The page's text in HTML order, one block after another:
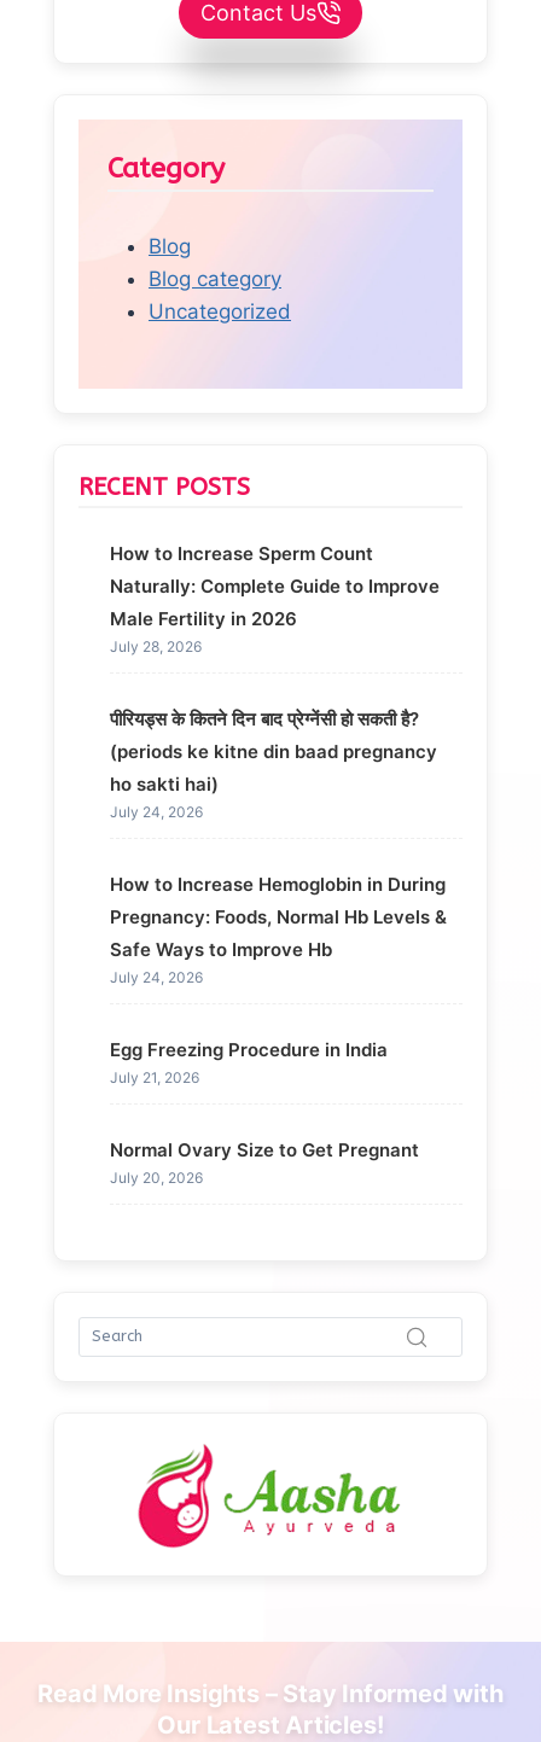
Contact Us
Category
Blog
Blog category
Uncategorized
RECENT POSTS
How to Increase Sperm Count
Naturally: Complete Guide to Improve
Male Fertility in 2026
July 28, 2026
पीरियड्स के कितने दिन बाद प्रेग्नेंसी हो सकती है?
(periods ke kitne din baad pregnancy
ho sakti hai)
July 24, 2026
How to Increase Hemoglobin in During
Pregnancy: Foods, Normal Hb Levels &
Safe Ways to Improve Hb
July 24, 2026
Egg Freezing Procedure in India
July 21, 2026
Normal Ovary Size to Get Pregnant
July 20, 2026
Read More Insights – Stay Informed with
Our Latest Articles!